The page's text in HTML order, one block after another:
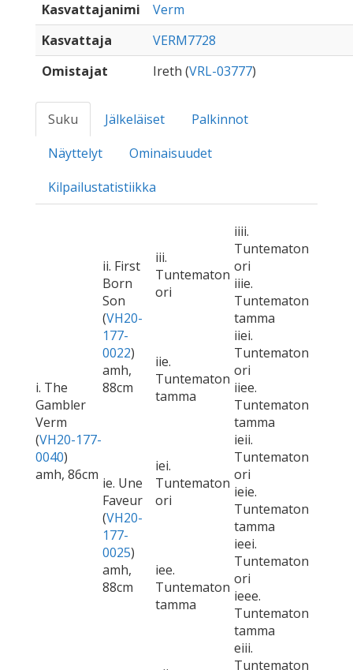
Kasvattajanimi
Verm
Kasvattaja
VERM7728
Omistajat
Ireth (VRL-03777)
Suku Jälkeläiset
Palkinnot
Näyttelyt
Ominaisuudet
Kilpailustatistiikka
i. The
Gambler
Verm
(VH20-177-
0040)
amh, 86cm
ii. First
Born
Son
(VH20-
177-
0022)
amh,
88cm
iii.
Tuntematon
ori
iiii.
Tuntematon
ori
iiie.
Tuntematon
tamma
iie.
Tuntematon
tamma
iiei.
Tuntematon
ori
iiee.
Tuntematon
tamma
ie. Une
Faveur
(VH20-
177-
0025)
amh,
88cm
iei.
Tuntematon
ori
ieii.
Tuntematon
ori
ieie.
Tuntematon
tamma
iee.
Tuntematon
tamma
ieei.
Tuntematon
ori
ieee.
Tuntematon
tamma
eiii.
Tuntematon